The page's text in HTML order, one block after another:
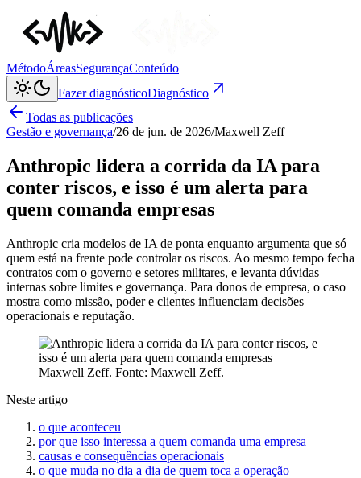
MétodoÁreasSegurançaConteúdo
Fazer diagnósticoDiagnóstico
Todas as publicações
Gestão e governança/26 de jun. de 2026/Maxwell Zeff
Anthropic lidera a corrida da IA para
conter riscos, e isso é um alerta para
quem comanda empresas
Anthropic cria modelos de IA de ponta enquanto argumenta que só
quem está na frente pode controlar os riscos. Ao mesmo tempo fecha
contratos com o governo e setores militares, e levanta dúvidas
internas sobre limites e governança. Para donos de empresa, o caso
mostra como missão, poder e clientes influenciam decisões
operacionais e reputação.
Maxwell Zeff. Fonte: Maxwell Zeff.
Neste artigo
o que aconteceu
por que isso interessa a quem comanda uma empresa
causas e consequências operacionais
o que muda no dia a dia de quem toca a operação